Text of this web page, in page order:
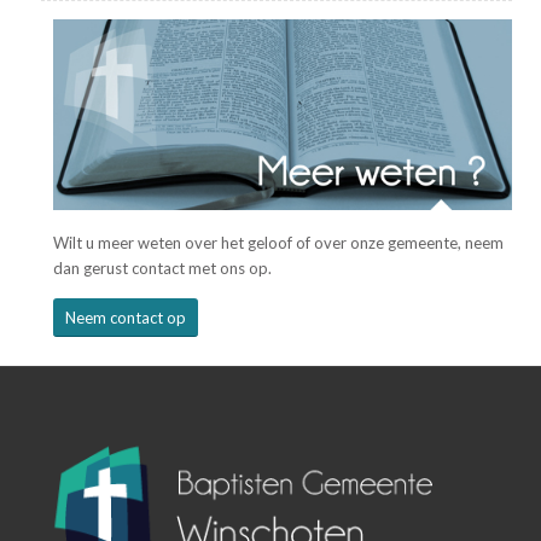
Wilt u meer weten over het geloof of over onze gemeente, neem
dan gerust contact met ons op.
Neem contact op